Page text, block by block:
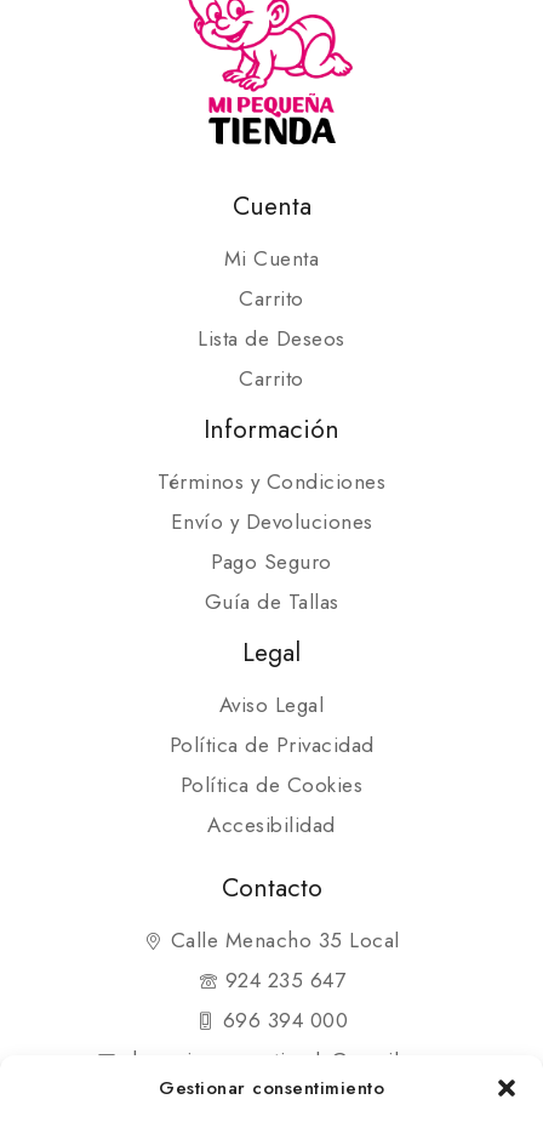
Gestionar consentimiento
Cuenta
Mi Cuenta
Carrito
Lista de Deseos
Carrito
Información
Términos y Condiciones
Envío y Devoluciones
Pago Seguro
Guía de Tallas
Legal
Aviso Legal
Política de Privacidad
Política de Cookies
Accesibilidad
Contacto
Calle Menacho 35 Local
924 235 647
696 394 000
shopmipequenatienda@gmail.com